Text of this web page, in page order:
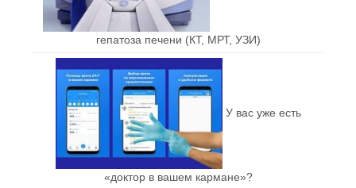
гепатоза печени (КТ, МРТ, УЗИ)
У вас уже есть
«доктор в вашем кармане»?